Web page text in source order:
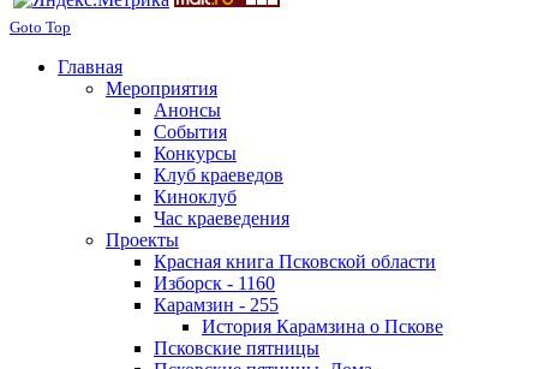
Goto Top
Главная
Мероприятия
Анонсы
События
Конкурсы
Клуб краеведов
Киноклуб
Час краеведения
Проекты
Красная книга Псковской области
Изборск - 1160
Карамзин - 255
История Карамзина о Пскове
Псковские пятницы